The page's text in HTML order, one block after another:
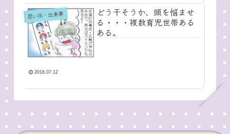
思い出・出来事
どう干そうか、頭を悩ませ
る・・・複数育児世帯ある
ある。
2018.07.12